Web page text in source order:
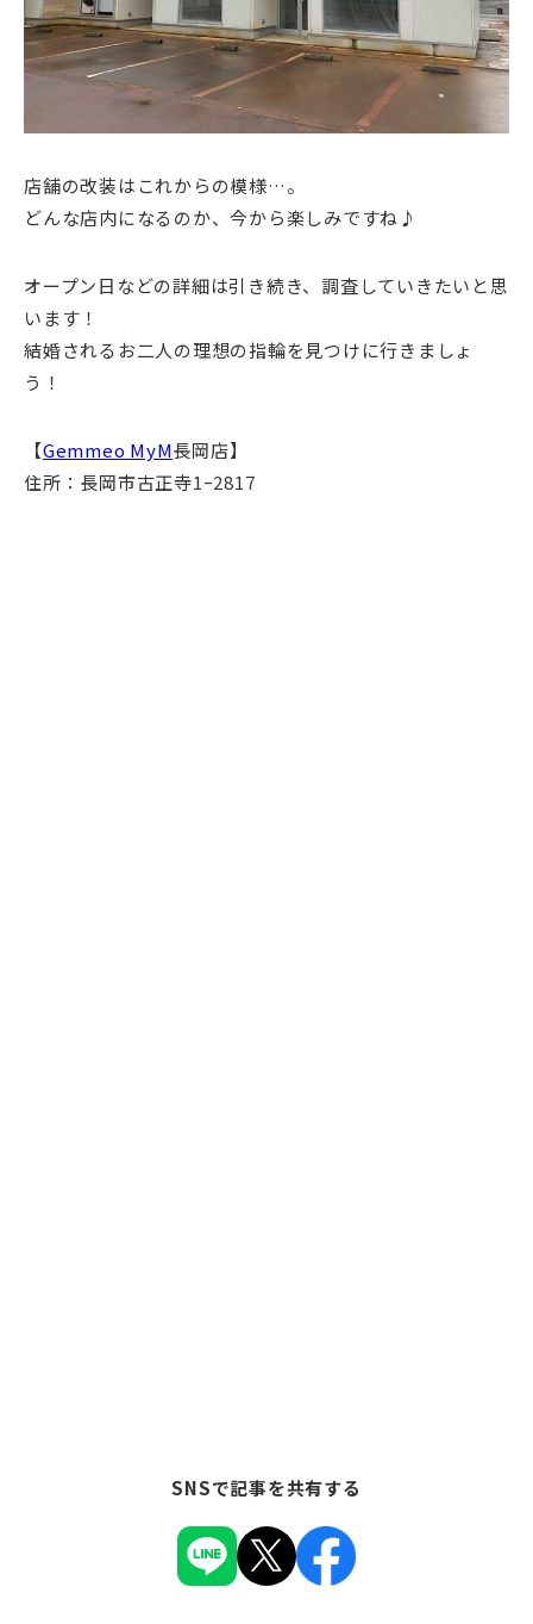
店舗の改装はこれからの模様…。
どんな店内になるのか、今から楽しみですね♪
オープン日などの詳細は引き続き、調査していきたいと思
います！
結婚されるお二人の理想の指輪を見つけに行きましょ
う！
【Gemmeo MyM長岡店】
住所：長岡市古正寺1ｰ2817
SNSで記事を共有する